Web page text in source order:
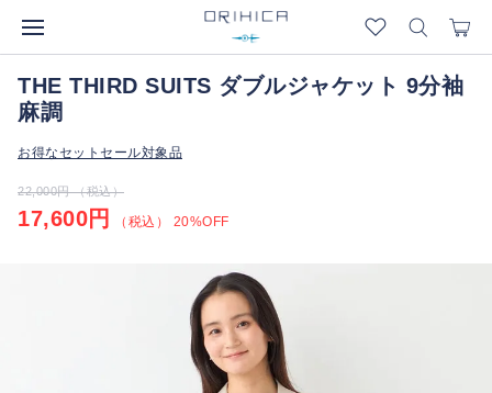
THE THIRD SUITS ダブルジャケット 9分袖
麻調
お得なセットセール対象品
22,000円 （税込）
17,600円 （税込） 20%OFF